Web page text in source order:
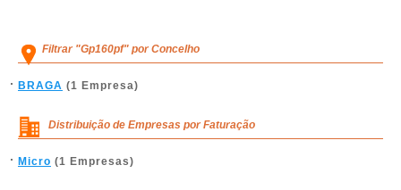
Filtrar "Gp160pf" por Concelho
BRAGA (1 Empresa)
Distribuição de Empresas por Faturação
Micro (1 Empresas)